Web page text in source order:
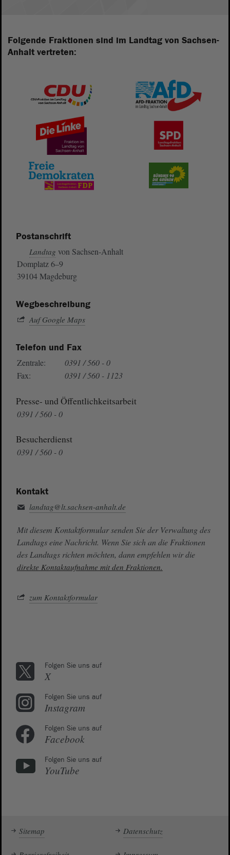
Folgende Fraktionen sind im Landtag von Sachsen-
Anhalt vertreten:
Postanschrift
Landtag von Sachsen-Anhalt
Domplatz 6–9
39104 Magdeburg
Wegbeschreibung
Auf Google Maps
Telefon und Fax
Zentrale:
0391 / 560 - 0
Fax:
0391 / 560 - 1123
Presse- und Öffentlichkeitsarbeit
0391 / 560 - 0
Besucherdienst
0391 / 560 - 0
Kontakt
landtag@lt.sachsen-anhalt.de
Mit diesem Kontaktformular senden Sie der Verwaltung des
Landtags eine Nachricht. Wenn Sie sich an die Fraktionen
des Landtags richten möchten, dann empfehlen wir die
direkte Kontaktaufnahme mit den Fraktionen.
zum Kontaktformular
Folgen Sie uns auf
X
Folgen Sie uns auf
Instagram
Folgen Sie uns auf
Facebook
Folgen Sie uns auf
YouTube
Sitemap Datenschutz